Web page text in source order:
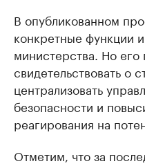
В опубликованном
конкретные функции
министерства. Но
свидетельствовать о
централизовать
безопасности и
реагирования на
Отметим, что за